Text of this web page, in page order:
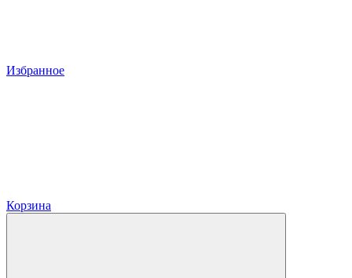
Избранное
Корзина